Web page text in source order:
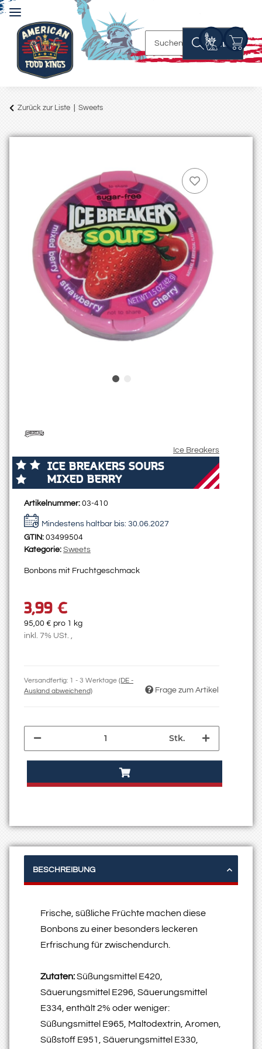
Suchen
Zurück zur Liste Sweets
Ice Breakers
ICE BREAKERS SOURS
MIXED BERRY
Artikelnummer: 03-410
Mindestens haltbar bis: 30.06.2027
GTIN: 03499504
Kategorie: Sweets
Bonbons mit Fruchtgeschmack
3,99 €
95,00 € pro 1 kg
inkl. 7% USt. ,
Versandfertig: 1 - 3 Werktage (DE -
Ausland abweichend)
Frage zum Artikel
Stk.
BESCHREIBUNG
Frische, süßliche Früchte machen diese
Bonbons zu einer besonders leckeren
Erfrischung für zwischendurch.
Zutaten:Süßungsmittel E420,
Säuerungsmittel E296, Säuerungsmittel
E334, enthält 2% oder weniger:
Süßungsmittel E965, Maltodextrin, Aromen,
Süßstoff E951, Säuerungsmittel E330,